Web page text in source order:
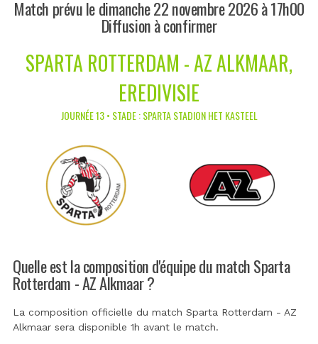
Match prévu le dimanche 22 novembre 2026 à 17h00
Diffusion à confirmer
SPARTA ROTTERDAM - AZ ALKMAAR,
EREDIVISIE
JOURNÉE 13 • STADE : SPARTA STADION HET KASTEEL
Quelle est la composition d'équipe du match Sparta
Rotterdam - AZ Alkmaar ?
La composition officielle du match Sparta Rotterdam - AZ
Alkmaar sera disponible 1h avant le match.